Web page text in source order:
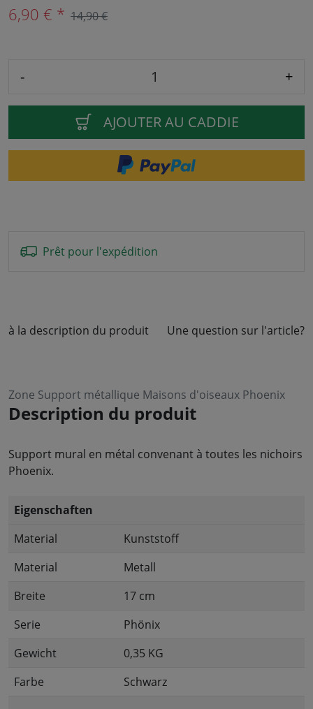
6,90 € * 14,90 €
- +
AJOUTER AU CADDIE
Prêt pour l'expédition
à la description du produit Une question sur l'article?
Zone Support métallique Maisons d'oiseaux Phoenix
Description du produit
Support mural en métal convenant à toutes les nichoirs
Phoenix.
Eigenschaften
Material
Kunststoff
Material
Metall
Breite
17 cm
Serie
Phönix
Gewicht
0,35 KG
Farbe
Schwarz